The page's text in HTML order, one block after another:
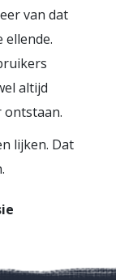
van dat
altijd
ontstaan.
lijken. Dat